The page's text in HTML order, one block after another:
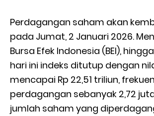
Perdagangan saham akan
pada Jumat, 2 Januari 2026.
Bursa Efek Indonesia (BEI),
hari ini indeks ditutup dengan
mencapai Rp 22,51 triliun,
perdagangan sebanyak 2,72
jumlah saham yang